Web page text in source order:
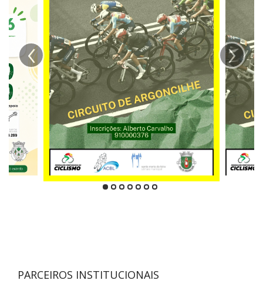
‹ ›
PARCEIROS INSTITUCIONAIS